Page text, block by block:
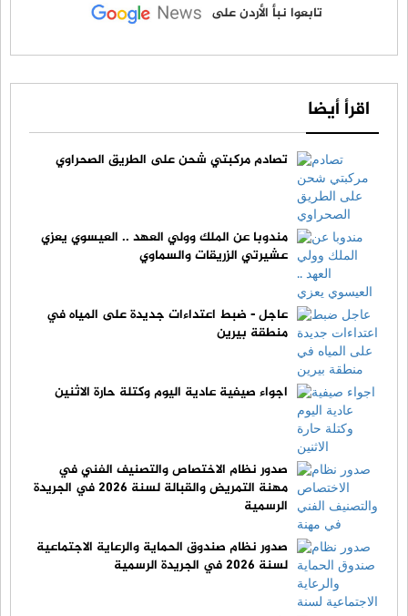
تابعوا نبأ الأردن على
اقرأ أيضا
تصادم مركبتي شحن على الطريق الصحراوي
مندوبا عن الملك وولي العهد .. العيسوي يعزي
عشيرتي الزريقات والسماوي
عاجل - ضبط اعتداءات جديدة على المياه في
منطقة بيرين
اجواء صيفية عادية اليوم وكتلة حارة الاثنين
صدور نظام الاختصاص والتصنيف الفني في
مهنة التمريض والقبالة لسنة 2026 في الجريدة
الرسمية
صدور نظام صندوق الحماية والرعاية الاجتماعية
لسنة 2026 في الجريدة الرسمية